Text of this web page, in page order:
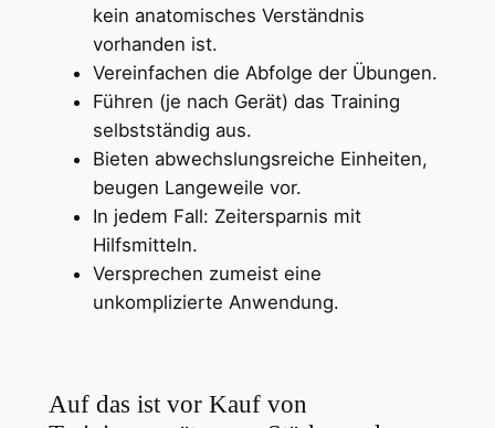
kein anatomisches Verständnis
vorhanden ist.
Vereinfachen die Abfolge der Übungen.
Führen (je nach Gerät) das Training
selbstständig aus.
Bieten abwechslungsreiche Einheiten,
beugen Langeweile vor.
In jedem Fall: Zeitersparnis mit
Hilfsmitteln.
Versprechen zumeist eine
unkomplizierte Anwendung.
Auf das ist vor Kauf von